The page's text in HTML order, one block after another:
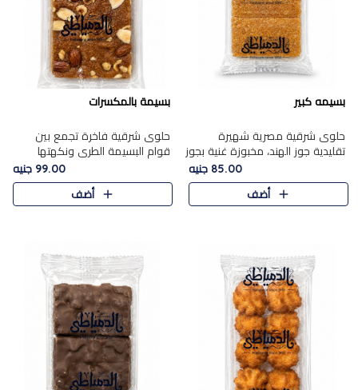
بسيمه كبير
حلوى شرقية مصرية شهيرة
تقليدية جوز الهند، مخبوزة غنية بجوز
الهند، بلمسه ذهبية وتتميز بقوامها
المرمل وطعمها اللذيذ الذي يشبه
البسبوسة. تُخبز..
85.00 جنيه
أضف
بسيمة بالمكسرات
حلوى شرقية فاخرة تجمع بين
قوام البسيمة الطري ونكهتها
الغنية، مزينة بتشكيلة مختارة من
اللوز والبندق والمكسرات الفاخرة.
مزيج متوازن من القوام ..
99.00 جنيه
أضف